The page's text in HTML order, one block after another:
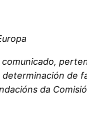
determinación de
da